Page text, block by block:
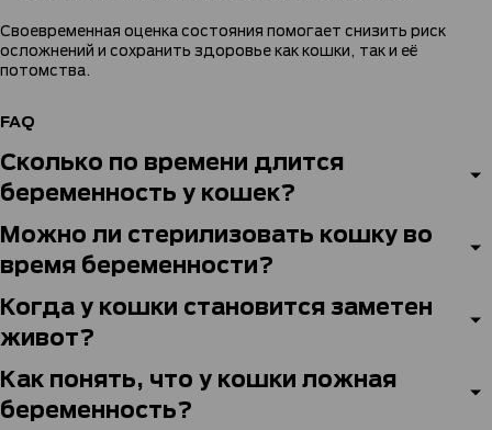
Своевременная оценка состояния помогает снизить риск
осложнений и сохранить здоровье как кошки, так и её
потомства.
FAQ
Сколько по времени длится
беременность у кошек?
Можно ли стерилизовать кошку во
время беременности?
Когда у кошки становится заметен
живот?
Как понять, что у кошки ложная
беременность?